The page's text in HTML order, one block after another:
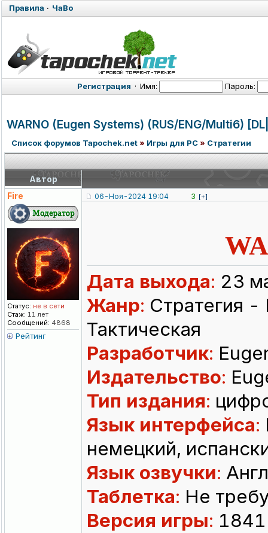
Правила · ЧаВо
Регистрация · Имя: Пароль:
WARNO (Eugen Systems) (RUS/ENG/Multi6)
Список форумов Tapochek.net» Игры для PC» Стратегии
Автор
Fire
Статус: не в сети
Стаж: 11 лет
Сообщений: 4868
Рейтинг
06-Ноя-2024 19:04 3 [+]
Дата выхода: 23
Жанр: Стратегия
Тактическая
Разработчик:
Издательство:
Тип издания:
Язык интерфейса:
немецкий,
Язык озвучки:
Таблетка: Не
Версия игры: